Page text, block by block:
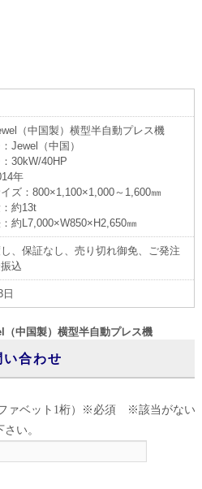
（中国製）横型半自動プレス機
Jewel（中国）
30kW/40HP
年
イズ：800×1,100×1,000～1,600㎜
約13t
：約L7,000×W850×H2,650㎜
、保証なし、売り切れ御免、ご発注
込
中国製）横型半自動プレス機
合わせ